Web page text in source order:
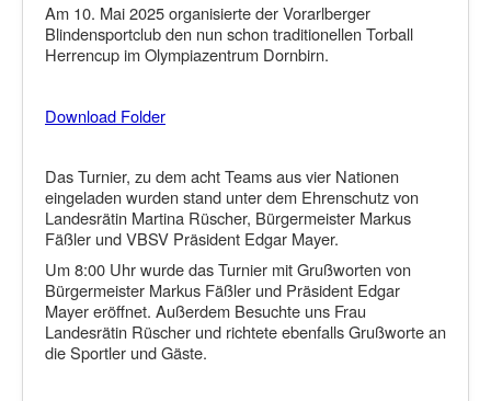
Am 10. Mai 2025 organisierte der Vorarlberger
Blindensportclub den nun schon traditionellen Torball
Herrencup im Olympiazentrum Dornbirn.
Download Folder
Das Turnier, zu dem acht Teams aus vier Nationen
eingeladen wurden stand unter dem Ehrenschutz von
Landesrätin Martina Rüscher, Bürgermeister Markus
Fäßler und VBSV Präsident Edgar Mayer.
Um 8:00 Uhr wurde das Turnier mit Grußworten von
Bürgermeister Markus Fäßler und Präsident Edgar
Mayer eröffnet. Außerdem Besuchte uns Frau
Landesrätin Rüscher und richtete ebenfalls Grußworte an
die Sportler und Gäste.